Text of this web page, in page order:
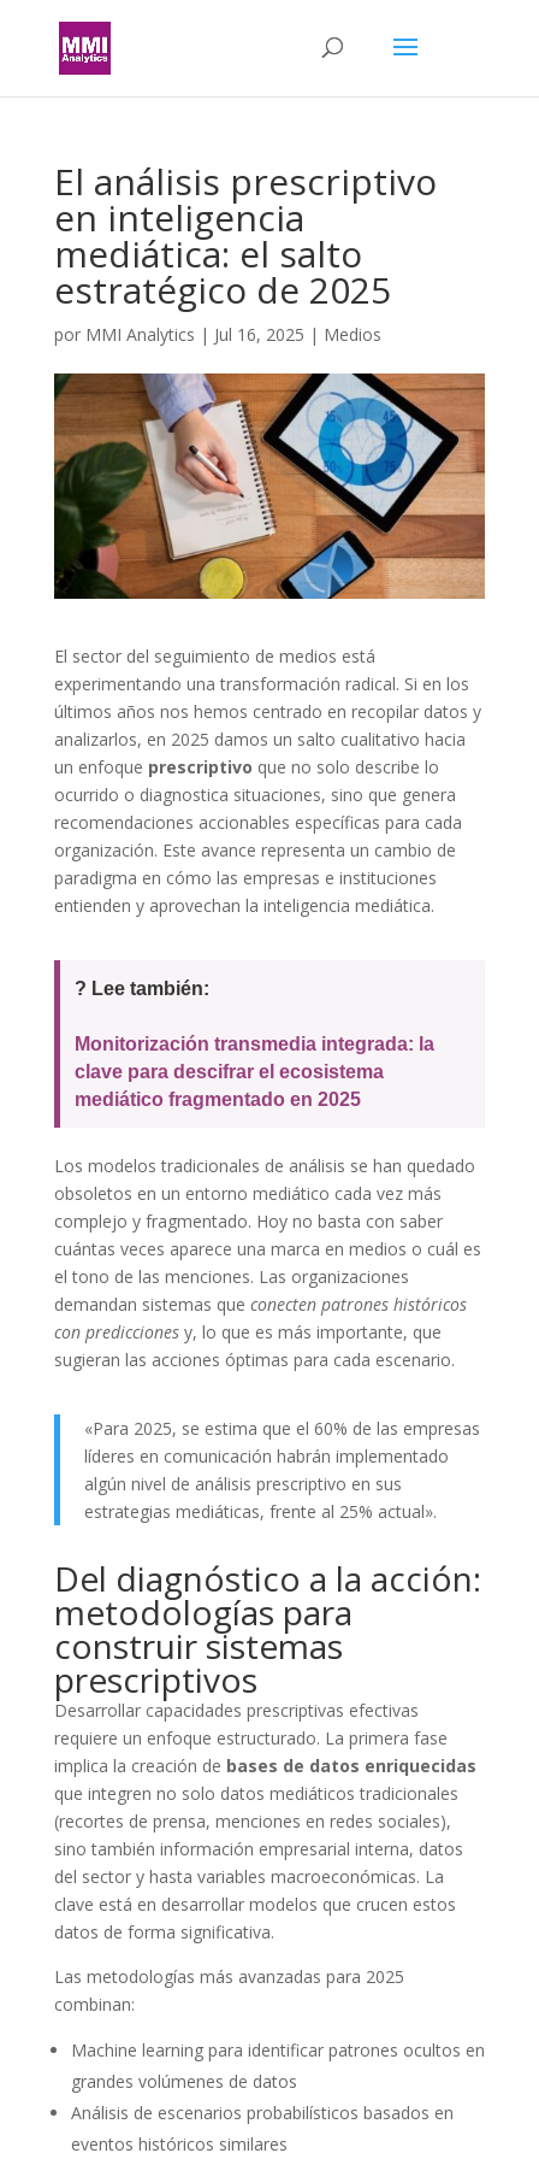
El análisis prescriptivo
en inteligencia
mediática: el salto
estratégico de 2025
por MMI Analytics | Jul 16, 2025 | Medios
El sector del seguimiento de medios está
experimentando una transformación radical. Si en los
últimos años nos hemos centrado en recopilar datos y
analizarlos, en 2025 damos un salto cualitativo hacia
un enfoque prescriptivo que no solo describe lo
ocurrido o diagnostica situaciones, sino que genera
recomendaciones accionables específicas para cada
organización. Este avance representa un cambio de
paradigma en cómo las empresas e instituciones
entienden y aprovechan la inteligencia mediática.
? Lee también:
Monitorización transmedia integrada: la
clave para descifrar el ecosistema
mediático fragmentado en 2025
Los modelos tradicionales de análisis se han quedado
obsoletos en un entorno mediático cada vez más
complejo y fragmentado. Hoy no basta con saber
cuántas veces aparece una marca en medios o cuál es
el tono de las menciones. Las organizaciones
demandan sistemas que conecten patrones históricos
con prediccionesy, lo que es más importante, que
sugieran las acciones óptimas para cada escenario.
«Para 2025, se estima que el 60% de las empresas
líderes en comunicación habrán implementado
algún nivel de análisis prescriptivo en sus
estrategias mediáticas, frente al 25% actual».
Del diagnóstico a la acción:
metodologías para
construir sistemas
prescriptivos
Desarrollar capacidades prescriptivas efectivas
requiere un enfoque estructurado. La primera fase
implica la creación de bases de datos enriquecidas
que integren no solo datos mediáticos tradicionales
(recortes de prensa, menciones en redes sociales),
sino también información empresarial interna, datos
del sector y hasta variables macroeconómicas. La
clave está en desarrollar modelos que crucen estos
datos de forma significativa.
Las metodologías más avanzadas para 2025
combinan:
Machine learning para identificar patrones ocultos en
grandes volúmenes de datos
Análisis de escenarios probabilísticos basados en
eventos históricos similares